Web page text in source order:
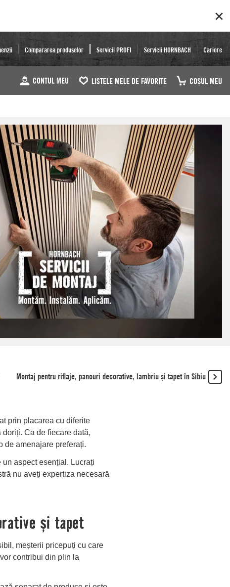
Compararea produselor Servicii PROFI Servicii HORNBACH Cariere
CONTUL MEU LISTELE MELE DE FAVORITE COŞUL MEU